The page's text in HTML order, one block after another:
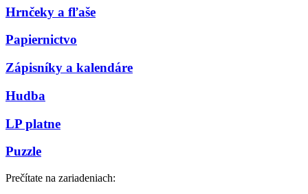
Hrnčeky a fľaše
Papiernictvo
Zápisníky a kalendáre
Hudba
LP platne
Puzzle
Prečítate na zariadeniach: